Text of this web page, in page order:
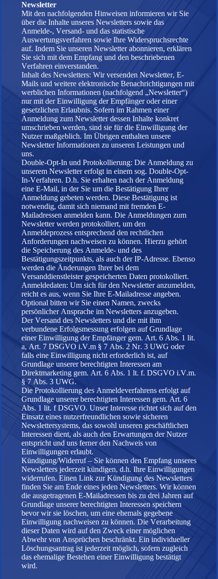
Newsletter
Mit den nachfolgenden Hinweisen informieren wir Sie
über die Inhalte unseres Newsletters sowie das
Anmelde-, Versand- und das statistische
Auswertungsverfahren sowie Ihre Widerspruchsrechte
auf. Indem Sie unseren Newsletter abonnieren, erklären
Sie sich mit dem Empfang und den beschriebenen
Verfahren einverstanden.
Inhalt des Newsletters: Wir versenden Newsletter, E-
Mails und weitere elektronische Benachrichtigungen mit
werblichen Informationen (nachfolgend „Newsletter“)
nur mit der Einwilligung der Empfänger oder einer
gesetzlichen Erlaubnis. Sofern im Rahmen einer
Anmeldung zum Newsletter dessen Inhalte konkret
umschrieben werden, sind sie für die Einwilligung der
Nutzer maßgeblich. Im Übrigen enthalten unsere
Newsletter Informationen zu unseren Leistungen und
uns.
Double-Opt-In und Protokollierung: Die Anmeldung zu
unserem Newsletter erfolgt in einem sog. Double-Opt-
In-Verfahren. D.h. Sie erhalten nach der Anmeldung
eine E-Mail, in der Sie um die Bestätigung Ihrer
Anmeldung gebeten werden. Diese Bestätigung ist
notwendig, damit sich niemand mit fremden E-
Mailadressen anmelden kann. Die Anmeldungen zum
Newsletter werden protokolliert, um den
Anmeldeprozess entsprechend den rechtlichen
Anforderungen nachweisen zu können. Hierzu gehört
die Speicherung des Anmelde- und des
Bestätigungszeitpunkts, als auch der IP-Adresse. Ebenso
werden die Änderungen Ihrer bei dem
Versanddienstleister gespeicherten Daten protokolliert.
Anmeldedaten: Um sich für den Newsletter anzumelden,
reicht es aus, wenn Sie Ihre E-Mailadresse angeben.
Optional bitten wir Sie einen Namen, zwecks
persönlicher Ansprache im Newsletters anzugeben.
Der Versand des Newsletters und die mit ihm
verbundene Erfolgsmessung erfolgen auf Grundlage
einer Einwilligung der Empfänger gem. Art. 6 Abs. 1 lit.
a, Art. 7 DSGVO i.V.m § 7 Abs. 2 Nr. 3 UWG oder
falls eine Einwilligung nicht erforderlich ist, auf
Grundlage unserer berechtigten Interessen am
Direktmarketing gem. Art. 6 Abs. 1 lt. f. DSGVO i.V.m.
§ 7 Abs. 3 UWG.
Die Protokollierung des Anmeldeverfahrens erfolgt auf
Grundlage unserer berechtigten Interessen gem. Art. 6
Abs. 1 lit. f DSGVO. Unser Interesse richtet sich auf den
Einsatz eines nutzerfreundlichen sowie sicheren
Newslettersystems, das sowohl unseren geschäftlichen
Interessen dient, als auch den Erwartungen der Nutzer
entspricht und uns ferner den Nachweis von
Einwilligungen erlaubt.
Kündigung/Widerruf – Sie können den Empfang unseres
Newsletters jederzeit kündigen, d.h. Ihre Einwilligungen
widerrufen. Einen Link zur Kündigung des Newsletters
finden Sie am Ende eines jeden Newsletters. Wir können
die ausgetragenen E-Mailadressen bis zu drei Jahren auf
Grundlage unserer berechtigten Interessen speichern
bevor wir sie löschen, um eine ehemals gegebene
Einwilligung nachweisen zu können. Die Verarbeitung
dieser Daten wird auf den Zweck einer möglichen
Abwehr von Ansprüchen beschränkt. Ein individueller
Löschungsantrag ist jederzeit möglich, sofern zugleich
das ehemalige Bestehen einer Einwilligung bestätigt
wird.